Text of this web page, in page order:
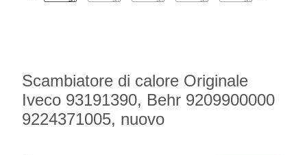
Scambiatore di calore Originale
Iveco 93191390, Behr 9209900000
9224371005, nuovo